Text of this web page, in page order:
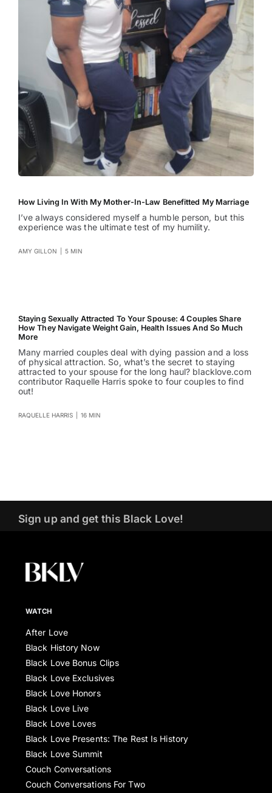
How Living In With My Mother-In-Law Benefitted My Marriage
I’ve always considered myself a humble person, but this
experience was the ultimate test of my humility.
AMY GILLON 5 MIN
Staying Sexually Attracted To Your Spouse: 4 Couples Share
How They Navigate Weight Gain, Health Issues And So Much
More
Many married couples deal with dying passion and a loss
of physical attraction. So, what’s the secret to staying
attracted to your spouse for the long haul? blacklove.com
contributor Raquelle Harris spoke to four couples to find
out!
RAQUELLE HARRIS 16 MIN
Sign up and get this Black Love!
WATCH
After Love
Black History Now
Black Love Bonus Clips
Black Love Exclusives
Black Love Honors
Black Love Live
Black Love Loves
Black Love Presents: The Rest Is History
Black Love Summit
Couch Conversations
Couch Conversations For Two